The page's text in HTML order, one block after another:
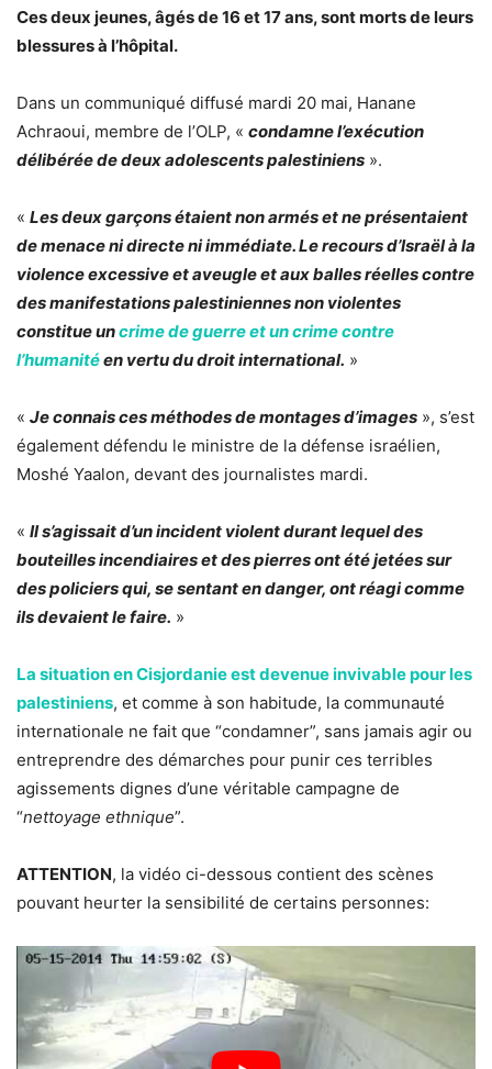
Ces deux jeunes, âgés de 16 et 17 ans, sont morts de leurs
blessures à l’hôpital.
Dans un communiqué diffusé mardi 20 mai, Hanane
Achraoui, membre de l’OLP, « condamne l’exécution
délibérée de deux adolescents palestiniens ».
« Les deux garçons étaient non armés et ne présentaient
de menace ni directe ni immédiate. Le recours d’Israël à la
violence excessive et aveugle et aux balles réelles contre
des manifestations palestiniennes non violentes
constitue uncrime de guerre et un crime contre
l’humanitéen vertu du droit international. »
« Je connais ces méthodes de montages d’images », s’est
également défendu le ministre de la défense israélien,
Moshé Yaalon, devant des journalistes mardi.
« Il s’agissait d’un incident violent durant lequel des
bouteilles incendiaires et des pierres ont été jetées sur
des policiers qui, se sentant en danger, ont réagi comme
ils devaient le faire. »
La situation en Cisjordanie est devenue invivable pour les
palestiniens, et comme à son habitude, la communauté
internationale ne fait que “condamner”, sans jamais agir ou
entreprendre des démarches pour punir ces terribles
agissements dignes d’une véritable campagne de
“nettoyage ethnique”.
ATTENTION, la vidéo ci-dessous contient des scènes
pouvant heurter la sensibilité de certains personnes: